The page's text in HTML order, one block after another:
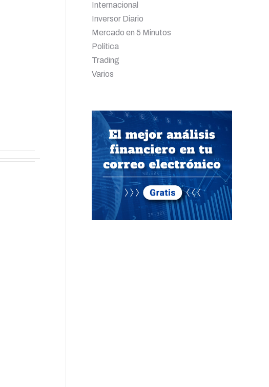
Internacional
Inversor Diario
Mercado en 5 Minutos
Política
Trading
Varios